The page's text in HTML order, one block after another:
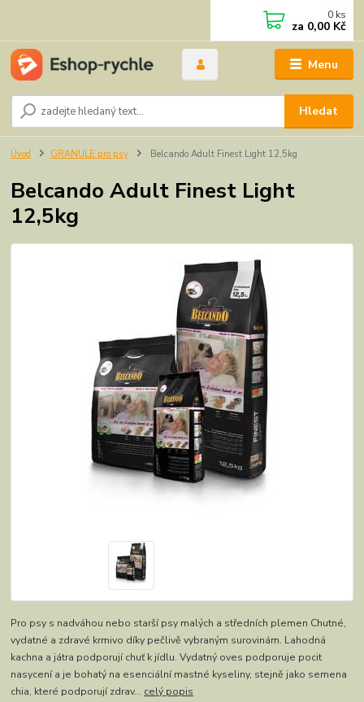
Menu
Hledat
0 ks
za 0,00 Kč
Úvod GRANULE pro psy Belcando Adult Finest Light 12,5kg
Belcando Adult Finest Light
12,5kg
Pro psy s nadváhou nebo starší psy malých a středních plemen Chutné,
vydatné a zdravé krmivo díky pečlivě vybraným surovinám. Lahodná
kachna a játra podporují chuť k jídlu. Vydatný oves podporuje pocit
nasycení a je bohatý na esenciální mastné kyseliny, stejně jako semena
chia, které podporují zdrav... celý popis